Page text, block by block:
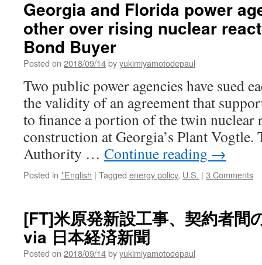
Georgia and Florida power
other over rising nuclear
Bond Buyer
Posted on 2018/09/14byyukimiyamotodepaul
Two public power agencies have sued
the validity of an agreement that
to finance a portion of the twin nuclear
construction at Georgia’s Plant
Authority … Continue reading →
Posted in *English | Tagged energy policy, U.S. | 3 Comments
[FT]米原発新設工事、契約者間
via 日本経済新聞
Posted on 2018/09/14byyukimiyamotodepaul